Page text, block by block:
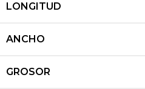
LONGITUD
ANCHO
GROSOR